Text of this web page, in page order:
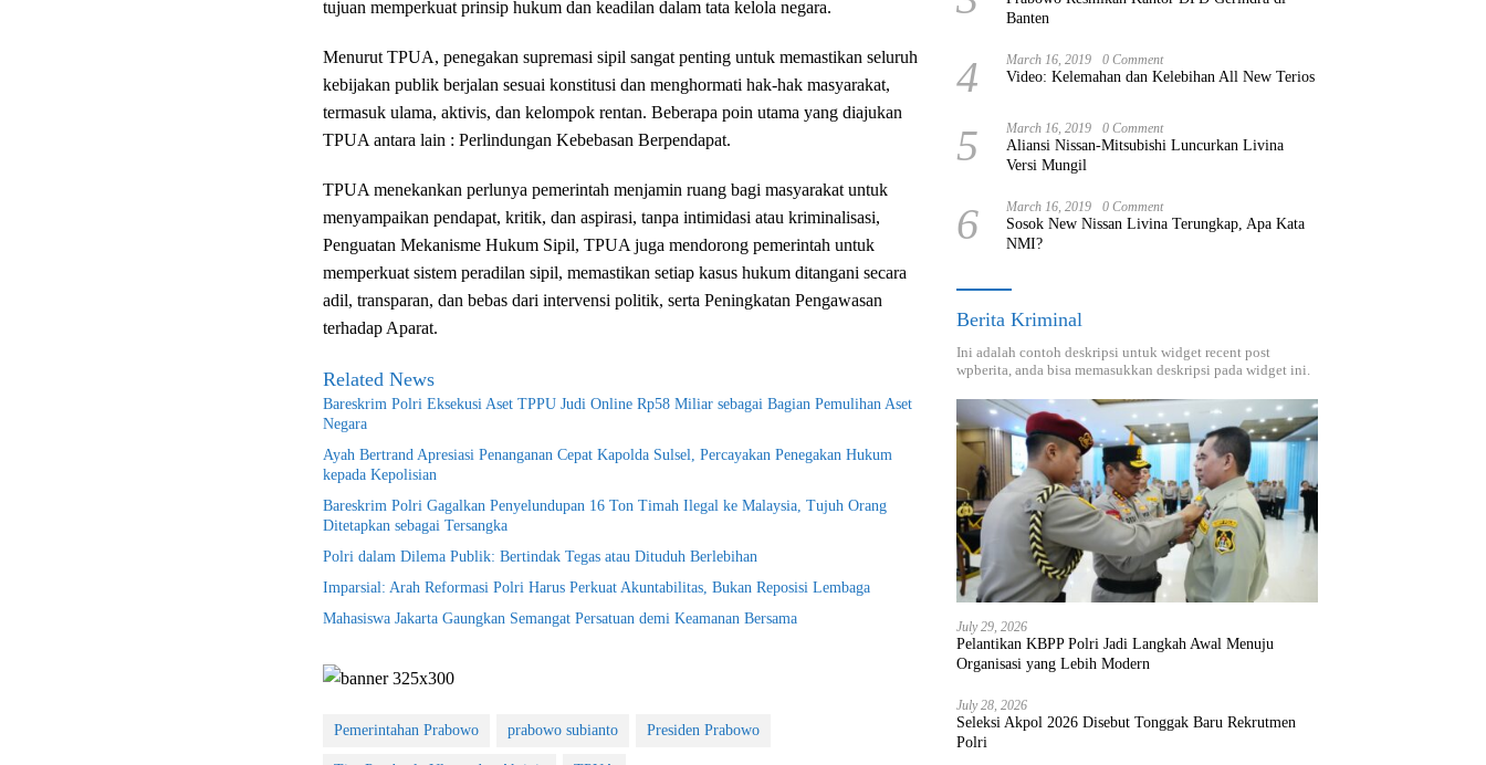
tujuan memperkuat prinsip hukum dan keadilan dalam tata kelola negara.
Menurut TPUA, penegakan supremasi sipil sangat penting untuk memastikan seluruh
kebijakan publik berjalan sesuai konstitusi dan menghormati hak-hak masyarakat,
termasuk ulama, aktivis, dan kelompok rentan. Beberapa poin utama yang diajukan
TPUA antara lain : Perlindungan Kebebasan Berpendapat.
TPUA menekankan perlunya pemerintah menjamin ruang bagi masyarakat untuk
menyampaikan pendapat, kritik, dan aspirasi, tanpa intimidasi atau kriminalisasi,
Penguatan Mekanisme Hukum Sipil, TPUA juga mendorong pemerintah untuk
memperkuat sistem peradilan sipil, memastikan setiap kasus hukum ditangani secara
adil, transparan, dan bebas dari intervensi politik, serta Peningkatan Pengawasan
terhadap Aparat.
Related News
Bareskrim Polri Eksekusi Aset TPPU Judi Online Rp58 Miliar sebagai Bagian Pemulihan Aset
Negara
Ayah Bertrand Apresiasi Penanganan Cepat Kapolda Sulsel, Percayakan Penegakan Hukum
kepada Kepolisian
Bareskrim Polri Gagalkan Penyelundupan 16 Ton Timah Ilegal ke Malaysia, Tujuh Orang
Ditetapkan sebagai Tersangka
Polri dalam Dilema Publik: Bertindak Tegas atau Dituduh Berlebihan
Imparsial: Arah Reformasi Polri Harus Perkuat Akuntabilitas, Bukan Reposisi Lembaga
Mahasiswa Jakarta Gaungkan Semangat Persatuan demi Keamanan Bersama
Pemerintahan Prabowo prabowo subianto Presiden Prabowo
Banten
4 March 16, 2019 0 Comment
Video: Kelemahan dan Kelebihan All New Terios
5 March 16, 2019 0 Comment
Aliansi Nissan-Mitsubishi Luncurkan Livina
Versi Mungil
6 March 16, 2019 0 Comment
Sosok New Nissan Livina Terungkap, Apa Kata
NMI?
Berita Kriminal
Ini adalah contoh deskripsi untuk widget recent post
wpberita, anda bisa memasukkan deskripsi pada widget ini.
July 29, 2026
Pelantikan KBPP Polri Jadi Langkah Awal Menuju
Organisasi yang Lebih Modern
July 28, 2026
Seleksi Akpol 2026 Disebut Tonggak Baru Rekrutmen
Polri